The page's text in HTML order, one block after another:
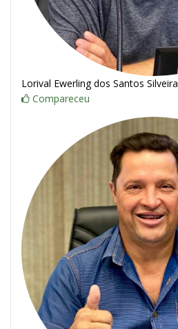
Lorival Ewerling dos Santos Silveira
Compareceu